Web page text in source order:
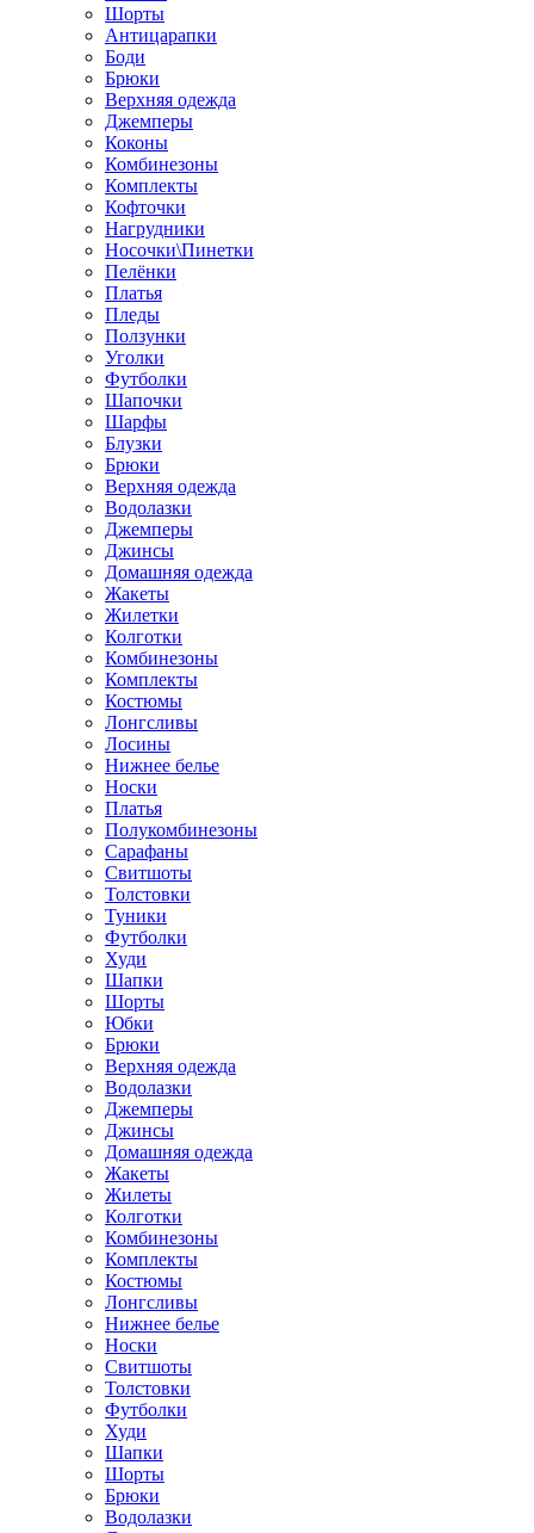
Шорты
Антицарапки
Боди
Брюки
Верхняя одежда
Джемперы
Коконы
Комбинезоны
Комплекты
Кофточки
Нагрудники
Носочки\Пинетки
Пелёнки
Платья
Пледы
Ползунки
Уголки
Футболки
Шапочки
Шарфы
Блузки
Брюки
Верхняя одежда
Водолазки
Джемперы
Джинсы
Домашняя одежда
Жакеты
Жилетки
Колготки
Комбинезоны
Комплекты
Костюмы
Лонгсливы
Лосины
Нижнее белье
Носки
Платья
Полукомбинезоны
Сарафаны
Свитшоты
Толстовки
Туники
Футболки
Худи
Шапки
Шорты
Юбки
Брюки
Верхняя одежда
Водолазки
Джемперы
Джинсы
Домашняя одежда
Жакеты
Жилеты
Колготки
Комбинезоны
Комплекты
Костюмы
Лонгсливы
Нижнее белье
Носки
Свитшоты
Толстовки
Футболки
Худи
Шапки
Шорты
Брюки
Водолазки